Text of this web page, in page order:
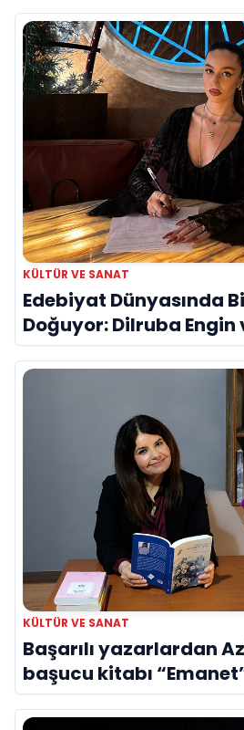
KÜLTÜR VE SANAT
Edebiyat Dünyasında
Doğuyor: Dilruba Engin
Evreni ‘AVENOİR’
KÜLTÜR VE SANAT
Başarılı yazarlardan
başucu kitabı
yerini aldı